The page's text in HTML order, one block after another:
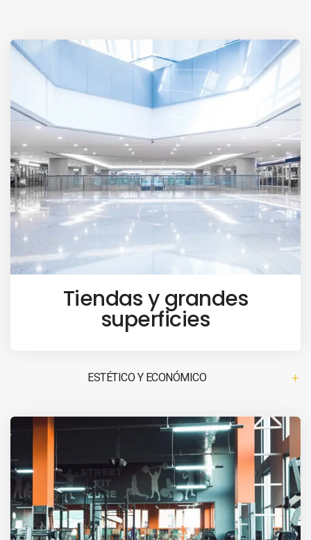
Tiendas y grandes
superficies
ESTÉTICO Y ECONÓMICO